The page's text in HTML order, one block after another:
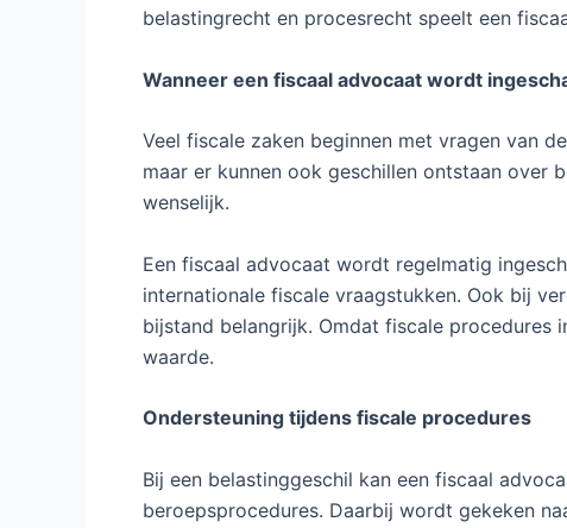
belastingrecht en procesrecht speelt een
Wanneer een fiscaal advocaat wordt
Veel fiscale zaken beginnen met vragen van
maar er kunnen ook geschillen ontstaan over
wenselijk.
Een fiscaal advocaat wordt regelmatig
internationale fiscale vraagstukken. Ook bij
bijstand belangrijk. Omdat fiscale
waarde.
Ondersteuning tijdens fiscale procedures
Bij een belastinggeschil kan een fiscaal
beroepsprocedures. Daarbij wordt gekeken